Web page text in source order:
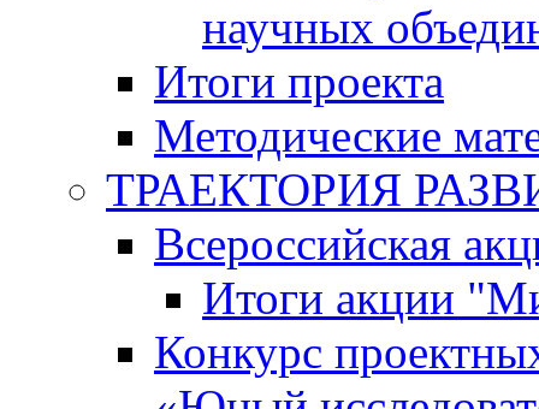
научных
Итоги проекта
Методические
ТРАЕКТОРИЯ
Всероссийская
Итоги акции
Конкурс